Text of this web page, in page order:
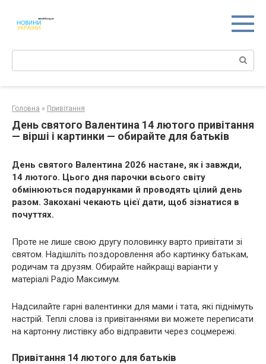
контенту
Поиск:
Головна » Привітання
День святого Валентина 14 лютого привітання
— вірші і картинки — обирайте для батьків
День святого Валентина 2026 настане, як і завжди,
14 лютого. Цього дня парочки всього світу
обмінюються подарунками й проводять цілий день
разом. Закохані чекають цієї дати, щоб зізнатися в
почуттях.
Проте не лише свою другу половинку варто привітати зі
святом. Надішліть поздоровлення або картинку батькам,
родичам та друзям. Обирайте найкращі варіанти у
матеріалі Радіо Максимум.
Надсилайте гарні валентинки для мами і тата, які піднімуть
настрій. Теплі слова із привітаннями ви можете переписати
на картонну листівку або відправити через соцмережі.
Привітання 14 лютого для батьків